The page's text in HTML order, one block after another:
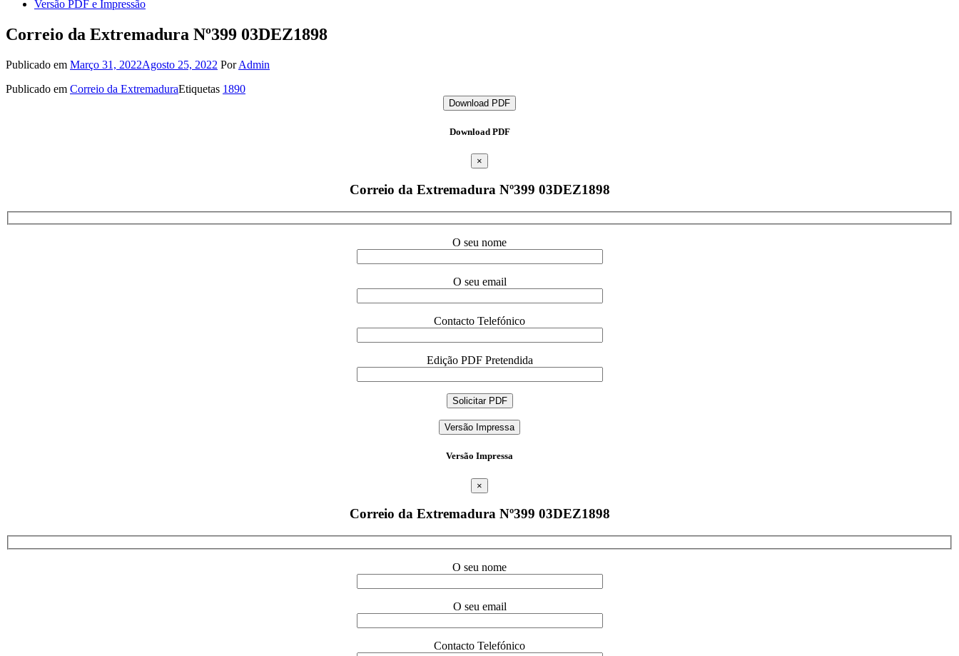
Versão PDF e Impressão
Correio da Extremadura Nº399 03DEZ1898
Publicado em Março 31, 2022Agosto 25, 2022 PorAdmin
Publicado em Correio da ExtremaduraEtiquetas 1890
Download PDF
Download PDF
×
Correio da Extremadura Nº399 03DEZ1898
O seu nome
O seu email
Contacto Telefónico
Edição PDF Pretendida
Versão Impressa
Versão Impressa
×
Correio da Extremadura Nº399 03DEZ1898
O seu nome
O seu email
Contacto Telefónico